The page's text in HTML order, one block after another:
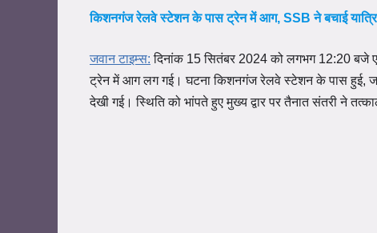
किशनगंज रेलवे स्टेशन के पास ट्रेन में आग, SSB ने बचाई
जवान टाइम्स: दिनांक 15 सितंबर 2024 को लगभग 12:20 बजे
ट्रेन में आग लग गई। घटना किशनगंज रेलवे स्टेशन के पास हुई,
देखी गई। स्थिति को भांपते हुए मुख्य द्वार पर तैनात संतरी ने